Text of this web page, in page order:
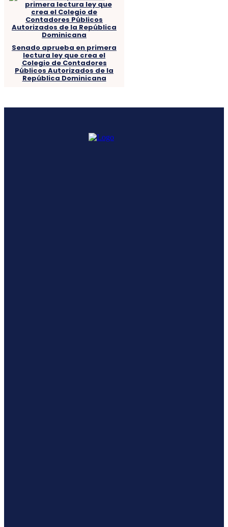
Senado aprueba en primera
lectura ley que crea el
Colegio de Contadores
Públicos Autorizados de la
República Dominicana